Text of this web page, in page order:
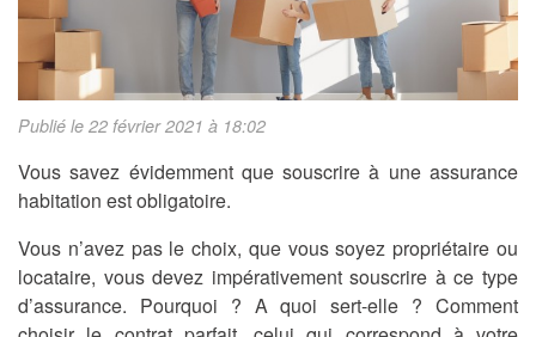
Publié le 22 février 2021 à 18:02
Vous savez évidemment que souscrire à une assurance
habitation est obligatoire.
Vous n’avez pas le choix, que vous soyez propriétaire ou
locataire, vous devez impérativement souscrire à ce type
d’assurance. Pourquoi ? A quoi sert-elle ? Comment